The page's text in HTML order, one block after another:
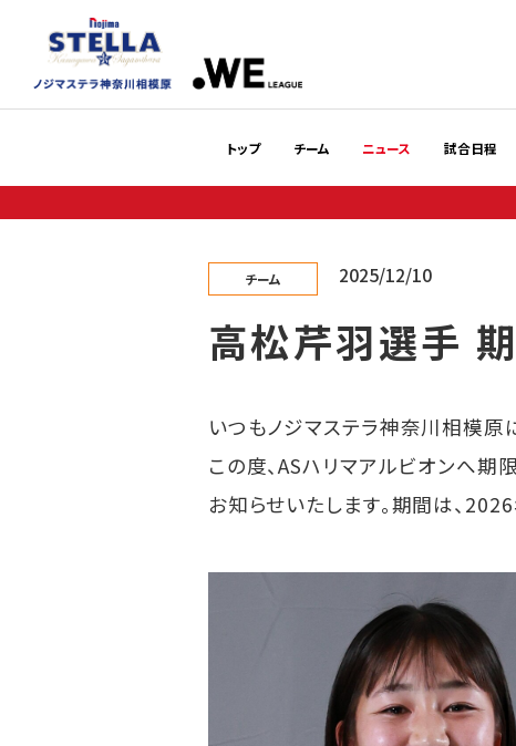
トップ チーム ニュース 試合日程
チーム 2025/12/10
高松芹羽選手
いつもノジマステラ神奈川相模原
この度、ASハリマアルビオンへ
お知らせいたします。期間は、